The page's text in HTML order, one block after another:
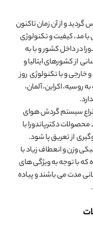
تاسیس گردید و از آن زمان تاکنون
مد، کیفیت و تکنولوژی
در داخل کشور و با به
از کشورهای ایتالیا و
خارجی و با تکنولوژی روز
اکراین، آلمان،
سیستم گردش هوای
دکترپاندورا با
از تعریق پا شود.
و انعطاف زیاد با
با توجه به ویژگی های
مدت می باشند و پیاده